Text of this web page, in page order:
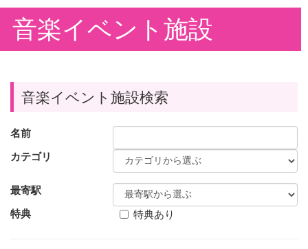
音楽イベント施設
音楽イベント施設検索
名前
カテゴリ
最寄駅
特典
特典あり